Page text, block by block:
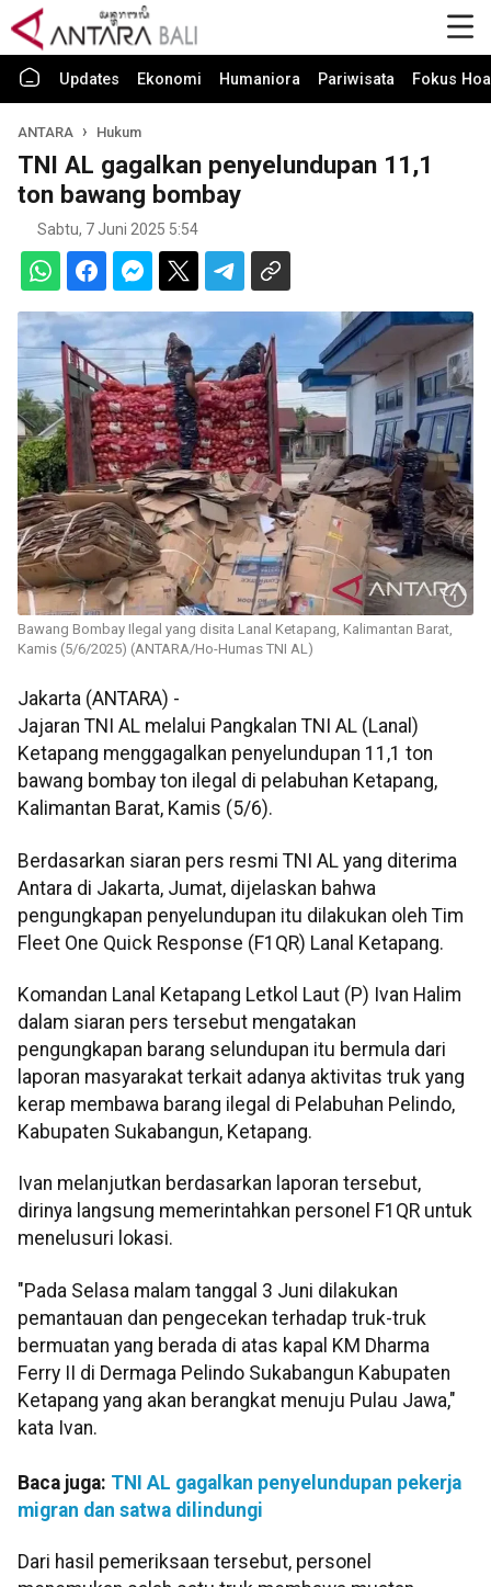
Updates Ekonomi Humaniora Pariwisata Fokus
ANTARA Hukum
TNI AL gagalkan penyelundupan 11,1
ton bawang bombay
Sabtu, 7 Juni 2025 5:54
Bawang Bombay Ilegal yang disita Lanal Ketapang, Kalimantan Barat,
Kamis (5/6/2025) (ANTARA/Ho-Humas TNI AL)
Jakarta (ANTARA) -
Jajaran TNI AL melalui Pangkalan TNI AL (Lanal)
Ketapang menggagalkan penyelundupan 11,1 ton
bawang bombay ton ilegal di pelabuhan Ketapang,
Kalimantan Barat, Kamis (5/6).
Berdasarkan siaran pers resmi TNI AL yang diterima
Antara di Jakarta, Jumat, dijelaskan bahwa
pengungkapan penyelundupan itu dilakukan oleh Tim
Fleet One Quick Response (F1QR) Lanal Ketapang.
Komandan Lanal Ketapang Letkol Laut (P) Ivan Halim
dalam siaran pers tersebut mengatakan
pengungkapan barang selundupan itu bermula dari
laporan masyarakat terkait adanya aktivitas truk yang
kerap membawa barang ilegal di Pelabuhan Pelindo,
Kabupaten Sukabangun, Ketapang.
Ivan melanjutkan berdasarkan laporan tersebut,
dirinya langsung memerintahkan personel F1QR untuk
menelusuri lokasi.
"Pada Selasa malam tanggal 3 Juni dilakukan
pemantauan dan pengecekan terhadap truk-truk
bermuatan yang berada di atas kapal KM Dharma
Ferry II di Dermaga Pelindo Sukabangun Kabupaten
Ketapang yang akan berangkat menuju Pulau Jawa,"
kata Ivan.
Baca juga: TNI AL gagalkan penyelundupan pekerja
migran dan satwa dilindungi
Dari hasil pemeriksaan tersebut, personel